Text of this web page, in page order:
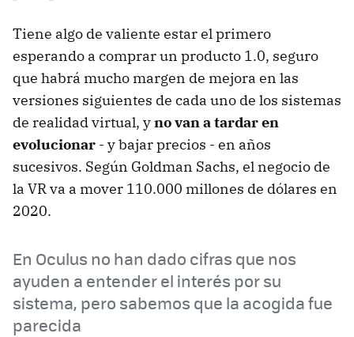
Tiene algo de valiente estar el primero
esperando a comprar un producto 1.0, seguro
que habrá mucho margen de mejora en las
versiones siguientes de cada uno de los sistemas
de realidad virtual, yno van a tardar en
evolucionar - y bajar precios - en años
sucesivos. Según Goldman Sachs, el negocio de
la VR va a mover 110.000 millones de dólares en
2020.
En Oculus no han dado cifras que nos
ayuden a entender el interés por su
sistema, pero sabemos que la acogida fue
parecida